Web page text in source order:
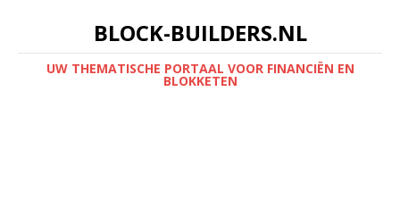
BLOCK-BUILDERS.NL
UW THEMATISCHE PORTAAL VOOR FINANCIËN EN
BLOKKETEN